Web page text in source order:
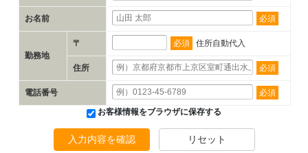
お名前 必須
勤務地
〒 必須 住所自動代入
住所 必須
電話番号
必須
お客様情報をブラウザに保存する
入力内容を確認 リセット